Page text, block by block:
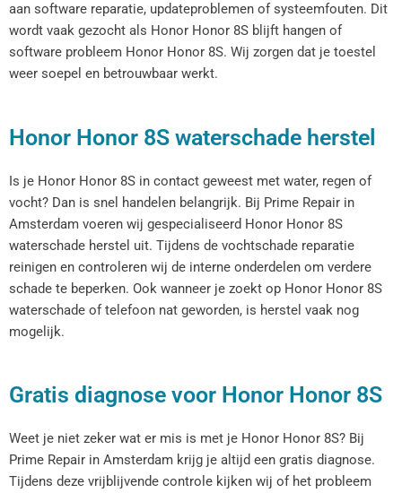
aan software reparatie, updateproblemen of systeemfouten. Dit
wordt vaak gezocht als Honor Honor 8S blijft hangen of
software probleem Honor Honor 8S. Wij zorgen dat je toestel
weer soepel en betrouwbaar werkt.
Honor Honor 8S waterschade herstel
Is je Honor Honor 8S in contact geweest met water, regen of
vocht? Dan is snel handelen belangrijk. Bij Prime Repair in
Amsterdam voeren wij gespecialiseerd Honor Honor 8S
waterschade herstel uit. Tijdens de vochtschade reparatie
reinigen en controleren wij de interne onderdelen om verdere
schade te beperken. Ook wanneer je zoekt op Honor Honor 8S
waterschade of telefoon nat geworden, is herstel vaak nog
mogelijk.
Gratis diagnose voor Honor Honor 8S
Weet je niet zeker wat er mis is met je Honor Honor 8S? Bij
Prime Repair in Amsterdam krijg je altijd een gratis diagnose.
Tijdens deze vrijblijvende controle kijken wij of het probleem